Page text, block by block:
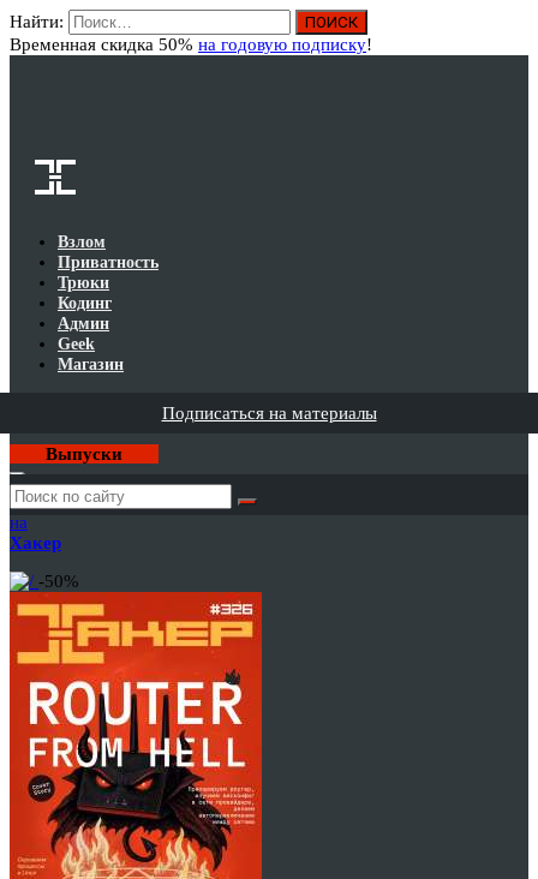
Найти:
Временная скидка 50% на годовую подписку!
Взлом
Приватность
Трюки
Кодинг
Админ
Geek
Магазин
Подписаться на материалы
Выпуски
Годовая
подписка
на
Хакер
-50%